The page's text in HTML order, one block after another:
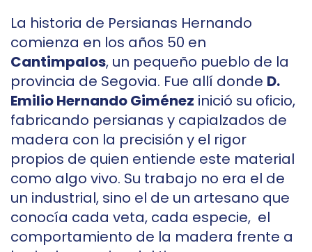
La historia de Persianas Hernando
comienza en los años 50 en
Cantimpalos, un pequeño pueblo de la
provincia de Segovia. Fue allí donde D.
Emilio Hernando Giménez inició su oficio,
fabricando persianas y capialzados de
madera con la precisión y el rigor
propios de quien entiende este material
como algo vivo. Su trabajo no era el de
un industrial, sino el de un artesano que
conocía cada veta, cada especie, el
comportamiento de la madera frente a